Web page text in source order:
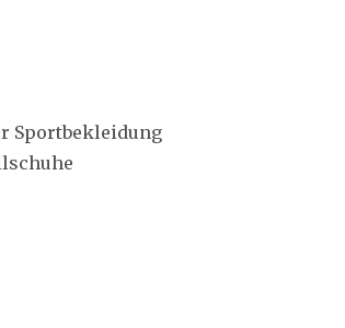
Sportbekleidung